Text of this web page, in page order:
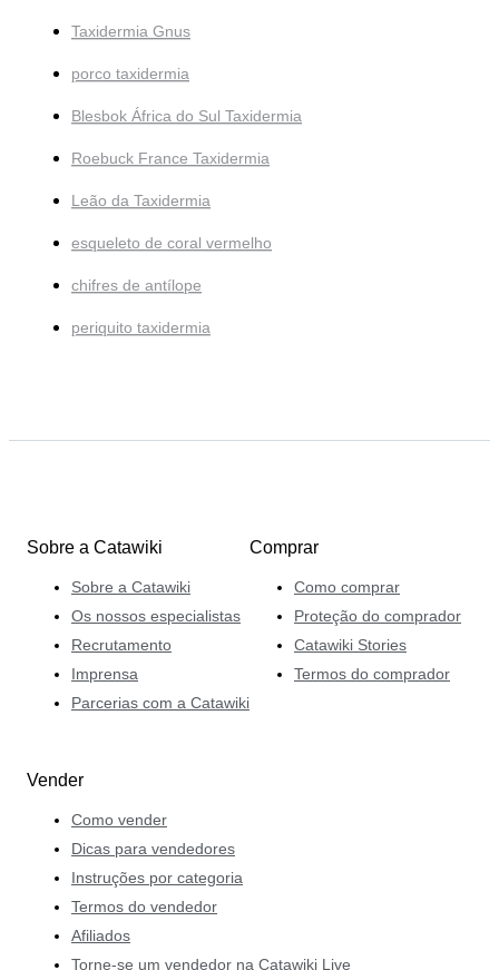
Taxidermia Gnus
porco taxidermia
Blesbok África do Sul Taxidermia
Roebuck France Taxidermia
Leão da Taxidermia
esqueleto de coral vermelho
chifres de antílope
periquito taxidermia
Sobre a Catawiki
Sobre a Catawiki
Os nossos especialistas
Recrutamento
Imprensa
Parcerias com a Catawiki
Comprar
Como comprar
Proteção do comprador
Catawiki Stories
Termos do comprador
Vender
Como vender
Dicas para vendedores
Instruções por categoria
Termos do vendedor
Afiliados
Torne-se um vendedor na Catawiki Live